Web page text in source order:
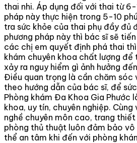
thai nhi. Áp dụng đối với thai từ 6-
pháp này thực hiện trong 5-10
tra sức khỏe của thai phụ đầy đủ
phương pháp này thì bác sĩ sẽ
các chị em quyết định phá thai
khám chuyên khoa chất lượng để
xảy ra nguy hiểm gì ảnh hưởng
Điều quan trọng là cần chăm sóc
theo hướng dẫn của bác sĩ, để
Phòng khám Đa Khoa Gia Phước
khoa, uy tín, chuyên nghiệp.
nghề chuyên môn cao, trang
phòng thủ thuật luôn đảm bảo
thể an tâm khi đến với phòng